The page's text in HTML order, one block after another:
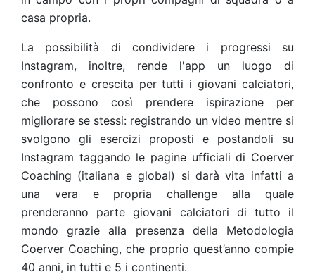
casa propria.
La possibilità di condividere i progressi su
Instagram, inoltre, rende l'app un luogo di
confronto e crescita per tutti i giovani calciatori,
che possono così prendere ispirazione per
migliorare se stessi: registrando un video mentre si
svolgono gli esercizi proposti e postandoli su
Instagram taggando le pagine ufficiali di Coerver
Coaching (italiana eglobal) si darà vita infatti a
una vera e propria challenge alla quale
prenderanno parte giovani calciatori di tutto il
mondo grazie alla presenza della Metodologia
Coerver Coaching, che proprio quest’anno compie
40 anni, in tutti e 5 i continenti.